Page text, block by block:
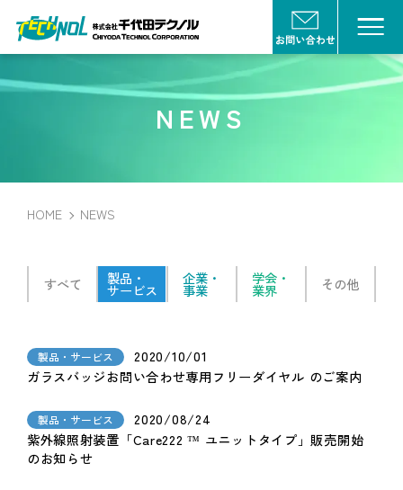
NEWS
HOME NEWS
すべて 製品・
サービス
企業・
事業
学会・
業界 その他
製品・サービス
2020/10/01
ガラスバッジお問い合わせ専用フリーダイヤル のご案内
製品・サービス
2020/08/24
紫外線照射装置「Care222 ™ ユニットタイプ」販売開始
のお知らせ